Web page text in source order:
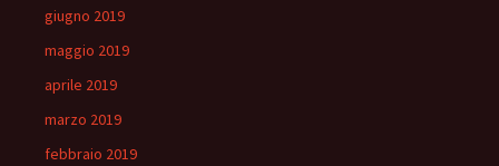
giugno 2019
maggio 2019
aprile 2019
marzo 2019
febbraio 2019